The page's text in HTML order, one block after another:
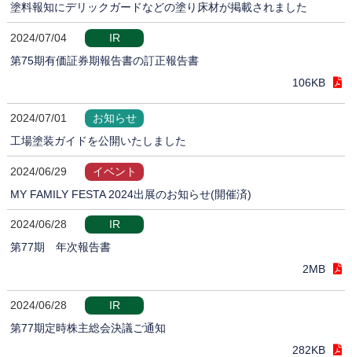
塗料報知にデリックガードなどの塗り床材が掲載されました
2024/07/04
IR
第75期有価証券期報告書の訂正報告書
106KB
2024/07/01
お知らせ
工場塗装ガイドを公開いたしました
2024/06/29
イベント
MY FAMILY FESTA 2024出展のお知らせ(開催済)
2024/06/28
IR
第77期 年次報告書
2MB
2024/06/28
IR
第77期定時株主総会決議ご通知
282KB